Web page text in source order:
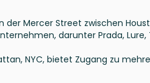
der Mercer Street zwischen
darunter Prada,
NYC, bietet Zugang zu